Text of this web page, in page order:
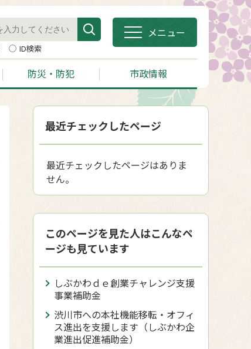
ID検索
メニュー
防災・防犯 市政情報
最近チェックしたページ
最近チェックしたページはありま
せん。
このページを見た人はこんなペ
ージも見ています
しぶかわｄｅ創業チャレンジ支援
事業補助金
渋川市への本社機能移転・オフィ
ス進出を支援します（しぶかわ企
業進出促進補助金）